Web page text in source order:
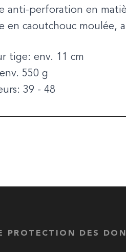
anti-perforation en
en caoutchouc moulée,
tige: env. 11 cm
550 g
39 - 48
PROTECTION DES